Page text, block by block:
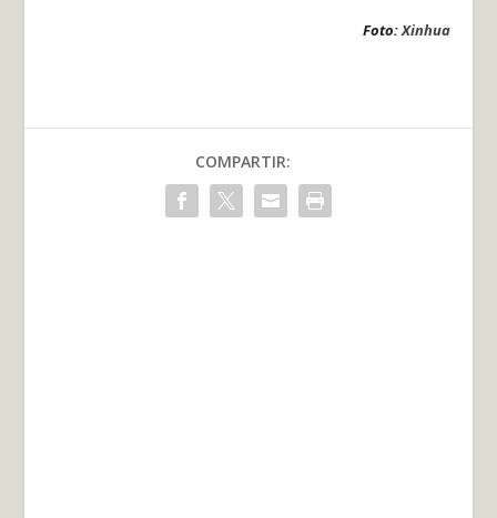
Foto:Xinhua
COMPARTIR: